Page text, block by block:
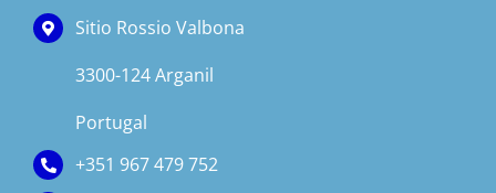
Sitio Rossio Valbona
3300-124 Arganil
Portugal
+351 967 479 752